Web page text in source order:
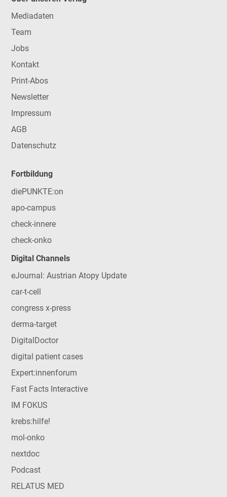
Mediadaten
Team
Jobs
Kontakt
Print-Abos
Newsletter
Impressum
AGB
Datenschutz
Fortbildung
diePUNKTE:on
apo-campus
check-innere
check-onko
Digital Channels
eJournal: Austrian Atopy Update
car-t-cell
congress x-press
derma-target
DigitalDoctor
digital patient cases
Expert:innenforum
Fast Facts Interactive
IM FOKUS
krebs:hilfe!
mol-onko
nextdoc
Podcast
RELATUS MED